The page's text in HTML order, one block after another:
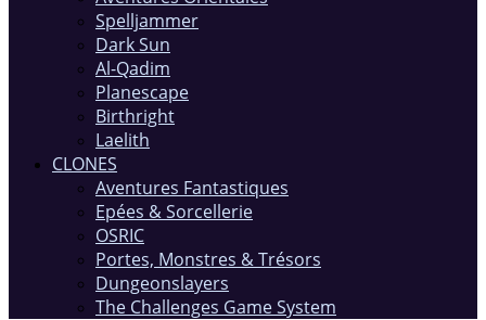
Spelljammer
Dark Sun
Al-Qadim
Planescape
Birthright
Laelith
CLONES
Aventures Fantastiques
Epées & Sorcellerie
OSRIC
Portes, Monstres & Trésors
Dungeonslayers
The Challenges Game System